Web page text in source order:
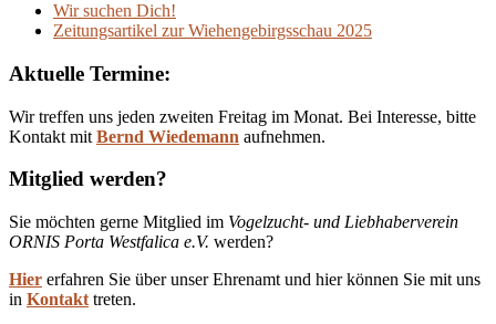
Wir suchen Dich!
Zeitungsartikel zur Wiehengebirgsschau 2025
Aktuelle Termine:
Wir treffen uns jeden zweiten Freitag im Monat. Bei Interesse, bitte
Kontakt mit Bernd Wiedemann aufnehmen.
Mitglied werden?
Sie möchten gerne Mitglied im Vogelzucht- und Liebhaberverein
ORNIS Porta Westfalica e.V. werden?
Hier erfahren Sie über unser Ehrenamt und hier können Sie mit uns
in Kontakt treten.